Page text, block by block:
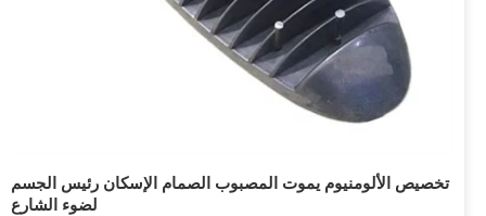
تخصيص الألومنيوم يموت المصبوب الصمام الإسكان رئيس الجسم
لضوء الشارع